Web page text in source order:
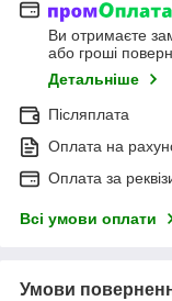
Ви отримаєте
або гроші
Детальніше
Післяплата
Оплата на
Оплата за
Всі умови оплати
Умови